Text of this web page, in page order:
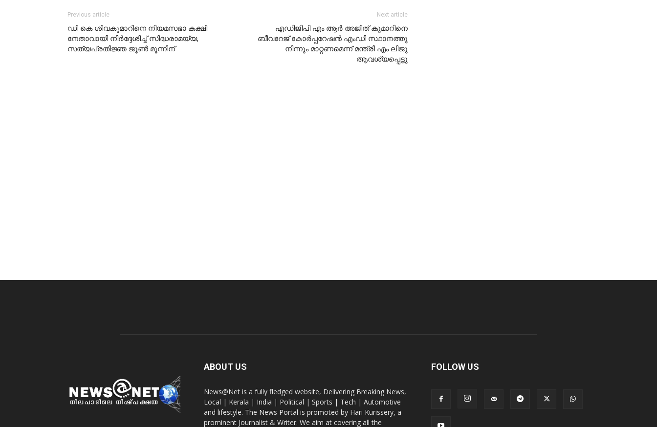
Previous article
ഡി കെ ശിവകുമാറിനെ നിയമസഭാ കക്ഷി
നേതാവായി നിർദ്ദേശിച്ച് സിദ്ധരാമയ്യ,
സത്യപ്രതിജ്ഞ ജൂൺ മൂന്നിന്
Next article
എഡിജിപി എം ആർ അജിത് കുമാറിനെ
ബീവറേജ് കോർപ്പറേഷൻ എംഡി സ്ഥാനത്തു
നിന്നും മാറ്റണമെന്ന് മന്ത്രി എം ലിജു
ആവശ്യപ്പെട്ടു
ABOUT US
News@Net is a fully fledged website, Delivering Breaking News,
Local | Kerala | India | Political | Sports | Tech | Automotive
and lifestyle. The News Portal is promoted by Hari Kurissery, a
prominent Journalist & Writer. We aim at covering all the
FOLLOW US